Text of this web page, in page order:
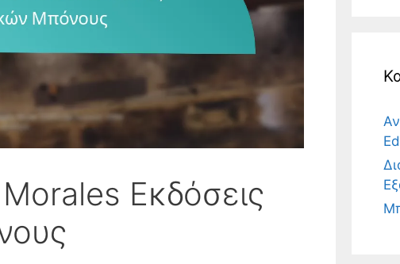
Εκδόσεις